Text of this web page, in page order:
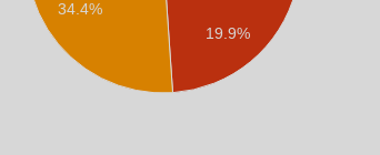
19.9%
34.4%